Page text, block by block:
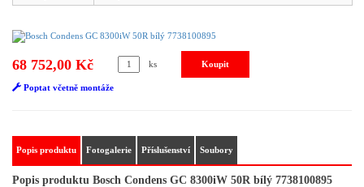
68 752,00 Kč ks
Poptat včetně montáže
Popis produktu Fotogalerie Příslušenství Soubory
Popis produktu Bosch Condens GC 8300iW 50R bílý 7738100895